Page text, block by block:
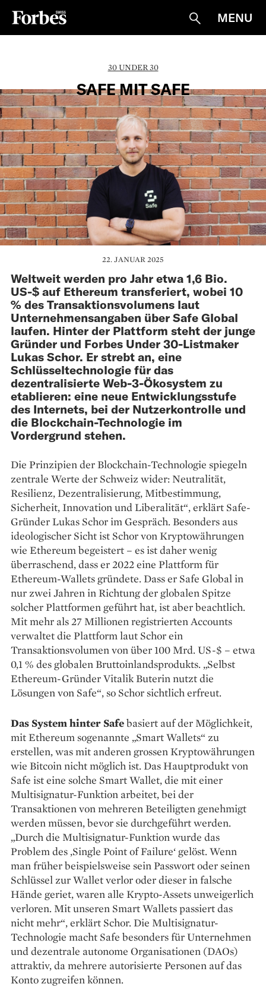
Suche
MENU
30 UNDER 30
SAFE MIT SAFE
22. JANUAR 2025
Weltweit werden pro Jahr etwa 1,6 Bio.
US-$ auf Ethereum transferiert, wobei 10
% des Transaktions­volumens laut
Unternehmensangaben über Safe Global
laufen. Hinter der Plattform steht der junge
Gründer und Forbes Under 30-Listmaker
Lukas Schor. Er strebt an, eine
Schlüsseltechnologie für das
dezentralisierte Web-3-Ökosystem zu
etablieren: eine neue Entwicklungsstufe
des Internets, bei der Nutzerkontrolle und
die Blockchain-Technologie im
Vordergrund stehen.
Die Prinzipien der Blockchain-Technologie spiegeln
zentrale Werte der Schweiz wider: Neutralität,
Resilienz, Dezentralisierung, Mitbestimmung,
Sicherheit, Innovation und Liberalität“, erklärt Safe-
Gründer Lukas Schor im Gespräch. Besonders aus
ideologischer Sicht ist Schor von Kryptowährungen
wie Ethereum begeistert – es ist daher wenig
überraschend, dass er 2022 eine Plattform für
Ethereum-Wallets gründete. Dass er Safe Global in
nur zwei Jahren in Richtung der globalen Spitze
solcher Plattformen geführt hat, ist aber beachtlich.
Mit mehr als 27 Millionen registrierten Accounts
verwaltet die Plattform laut Schor ein
Transaktionsvolumen von über 100 Mrd. US-$ – etwa
0,1 % des globalen Bruttoinlandsprodukts. „Selbst
Ethereum-Gründer ­Vitalik Buterin nutzt die
Lösungen von Safe“, so Schor sichtlich erfreut.
Das System hinter Safebasiert auf der Möglichkeit,
mit ­Ethereum sogenannte „Smart Wallets“ zu
erstellen, was mit anderen grossen Kryptowährungen
wie Bitcoin nicht möglich ist. Das Hauptprodukt von
Safe ist eine solche Smart Wallet, die mit einer
Multisignatur-Funktion arbeitet, bei der
Transaktionen von mehreren Beteiligten genehmigt
werden müssen, bevor sie durchgeführt werden.
„Durch die Multisignatur-Funktion wurde das
Problem des ‚Single Point of ­Failure‘ gelöst. Wenn
man früher beispielsweise sein Passwort oder seinen
Schlüssel zur Wallet verlor oder dieser in falsche
Hände geriet, waren alle Krypto-Assets unweigerlich
verloren. Mit unseren Smart Wallets passiert das
nicht mehr“, erklärt Schor. Die Multisignatur-
Technologie macht Safe besonders für Unternehmen
und dezentrale autonome Organisationen (DAOs)
attraktiv, da mehrere autorisierte Personen auf das
Konto zugreifen können.